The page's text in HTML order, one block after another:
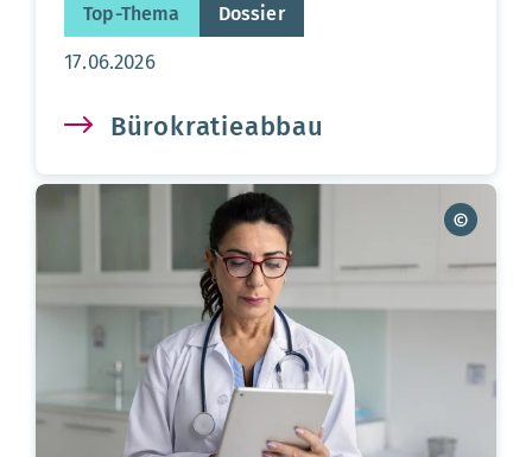
Top-Thema Dossier
Aktualisierungsdatum:
17.06.2026
Bürokratieabbau